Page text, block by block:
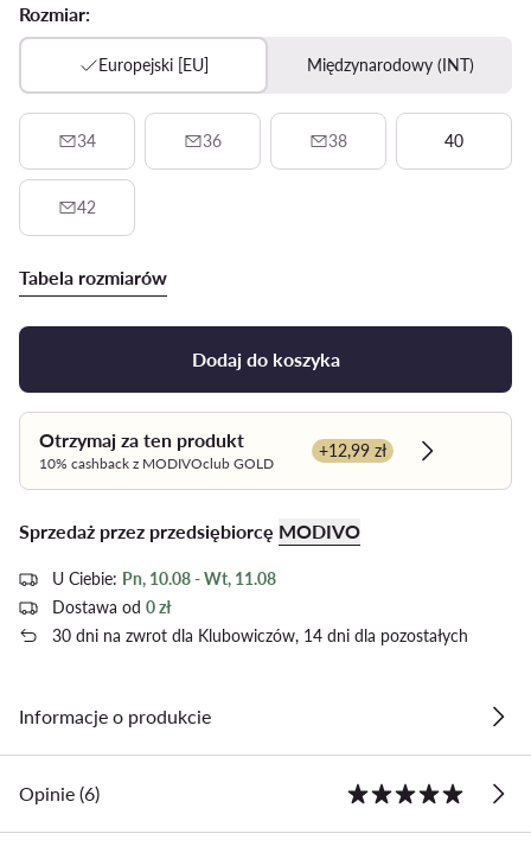
Rozmiar:
Europejski [EU] Międzynarodowy (INT)
34 36 38 40
42
Tabela rozmiarów
Dodaj do koszyka
Otrzymaj za ten produkt
10% cashback z MODIVOclub GOLD
+12,99 zł
Dowiedz
Sprzedaż przez przedsiębiorcę MODIVO
U Ciebie: Pn, 10.08 - Wt, 11.08
Dostawa od 0 zł
30 dni na zwrot dla Klubowiczów, 14 dni dla pozostałych
Informacje o produkcie
Opinie (6)